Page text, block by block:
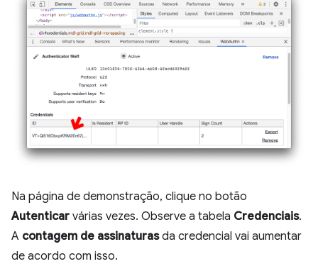
Na página de demonstração, clique no botão
Autenticar várias vezes. Observe a tabela Credenciais.
A contagem de assinaturasda credencial vai aumentar
de acordo com isso.